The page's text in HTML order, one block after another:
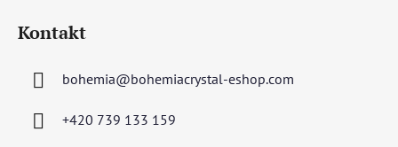
Kontakt
bohemia@bohemiacrystal-eshop.com
+420 739 133 159